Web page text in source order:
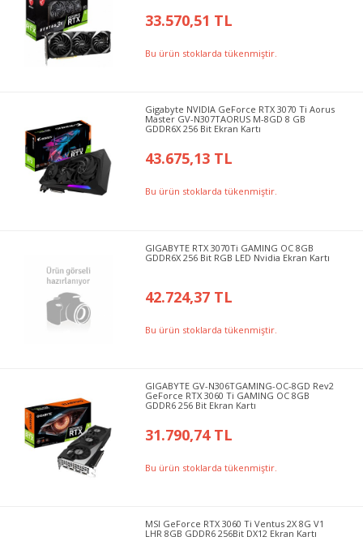
33.570,51 TL
Bu ürün stoklarda tükenmiştir.
Gigabyte NVIDIA GeForce RTX 3070 Ti Aorus
Master GV-​N307TAORUS M-8GD 8 GB
GDDR6X 256 Bit Ekran Kartı
43.675,13 TL
Bu ürün stoklarda tükenmiştir.
GIGABYTE RTX 3070Ti GAMING OC 8GB
GDDR6X 256 Bit RGB LED Nvidia Ekran Kartı
42.724,37 TL
Bu ürün stoklarda tükenmiştir.
GIGABYTE GV-N306TGAMING-OC-8GD Rev2
GeForce RTX 3060 Ti GAMING OC 8GB
GDDR6 256 Bit Ekran Kartı
31.790,74 TL
Bu ürün stoklarda tükenmiştir.
MSI GeForce RTX 3060 Ti Ventus 2X 8G V1
LHR 8GB GDDR6 256Bit DX12 Ekran Kartı